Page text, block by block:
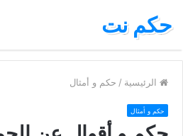
حكم نت
الرئيسية / حكم و أمثال
حكم و أمثال